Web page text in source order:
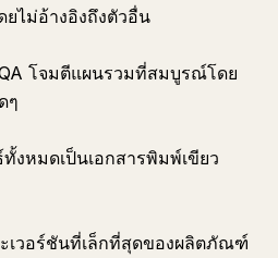
ไม่อ้างอิงถึงตัวอื่น
โจมตีแผนรวมที่สมบูรณ์โดย
ๆ
หมดเป็นเอกสารพิมพ์เขียว
เวอร์ชันที่เล็กที่สุดของผลิตภัณฑ์